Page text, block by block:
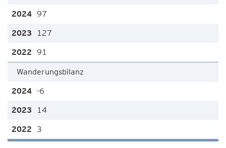
97
127
91
Wanderungsbilanz
-6
14
3